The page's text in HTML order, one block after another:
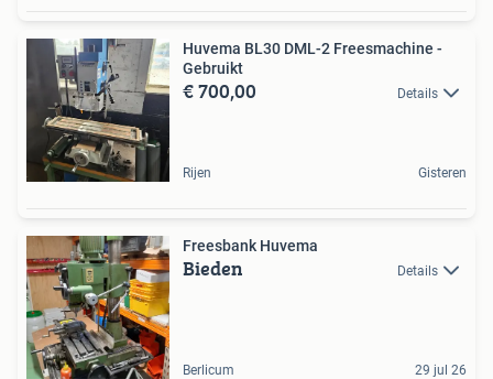
Huvema BL30 DML-2 Freesmachine -
Gebruikt
€ 700,00 Details
Rijen Gisteren
Freesbank Huvema
Bieden Details
Berlicum 29 jul 26